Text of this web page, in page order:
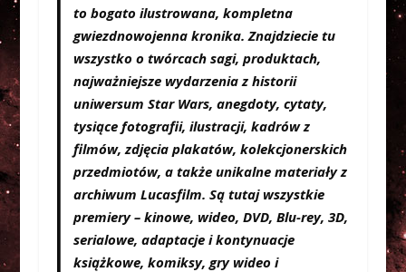
to bogato ilustrowana, kompletna
gwiezdnowojenna kronika. Znajdziecie tu
wszystko o twórcach sagi, produktach,
najważniejsze wydarzenia z historii
uniwersum Star Wars, anegdoty, cytaty,
tysiące fotografii, ilustracji, kadrów z
filmów, zdjęcia plakatów, kolekcjonerskich
przedmiotów, a także unikalne materiały z
archiwum Lucasfilm. Są tutaj wszystkie
premiery – kinowe, wideo, DVD, Blu-rey, 3D,
serialowe, adaptacje i kontynuacje
książkowe, komiksy, gry wideo i